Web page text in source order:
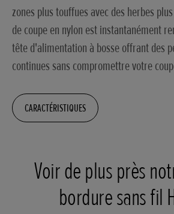
zones plus touffues avec des herbes
de coupe en nylon est instantanément
tête d'alimentation à bosse offrant des
continues sans compromettre votre
CARACTÉRISTIQUES
Voir de plus près
bordure sans fil